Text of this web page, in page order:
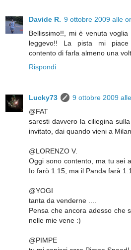
Davide R. 9 ottobre 2009 alle
Bellissimo!!, mi è venuta
leggevo!! La pista mi
contento di farla almeno una
Rispondi
Lucky73
9 ottobre 2009
@FAT
saresti davvero la ciliegina
invitato, dai quando vieni a
@LORENZO V.
Oggi sono contento, ma tu sei
Io farò 1.15, ma il Panda farà
@YOGI
tanta da venderne ....
Pensa che ancora adesso che
nelle mie vene :)
@PIMPE